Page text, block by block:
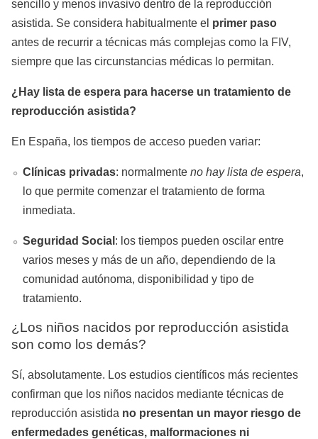
sencillo y menos invasivo dentro de la reproducción
asistida. Se considera habitualmente el primer paso
antes de recurrir a técnicas más complejas como la FIV,
siempre que las circunstancias médicas lo permitan.
¿Hay lista de espera para hacerse un tratamiento de
reproducción asistida?
En España, los tiempos de acceso pueden variar:
Clínicas privadas: normalmente no hay lista de espera,
lo que permite comenzar el tratamiento de forma
inmediata.
Seguridad Social : los tiempos pueden oscilar entre
varios meses y más de un año, dependiendo de la
comunidad autónoma, disponibilidad y tipo de
tratamiento.
¿Los niños nacidos por reproducción asistida
son como los demás?
Sí, absolutamente. Los estudios científicos más recientes
confirman que los niños nacidos mediante técnicas de
reproducción asistida no presentan un mayor riesgo de
enfermedades genéticas, malformaciones ni